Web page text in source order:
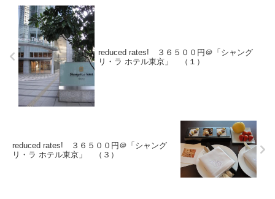
reduced rates! ３６５００円＠「シャング
リ・ラ ホテル東京」 （１）
reduced rates! ３６５００円＠「シャング
リ・ラ ホテル東京」 （３）